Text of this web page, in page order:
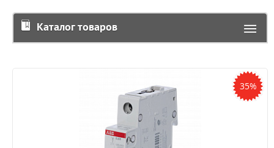
Каталог товаров
35%